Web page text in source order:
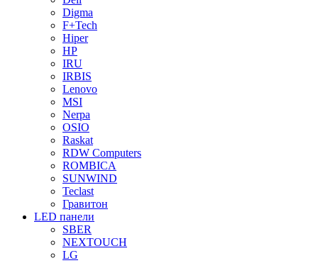
Digma
F+Tech
Hiper
HP
IRU
IRBIS
Lenovo
MSI
Nerpa
OSIO
Raskat
RDW Computers
ROMBICA
SUNWIND
Teclast
Гравитон
LED панели
SBER
NEXTOUCH
LG